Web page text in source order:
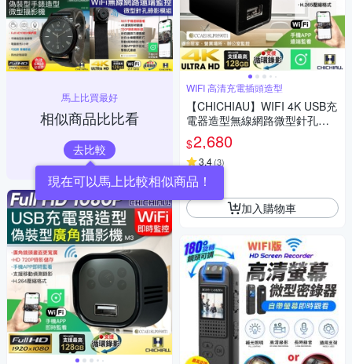
馬上比買最好
相似商品比比看
去比較
現在可以馬上比較相似商品！
WIFI 高清充電插頭造型
【CHICHIAU】WIFI 4K USB充
電器造型無線網路微型針孔攝
影機WM1
$2,680
3.4(3)
券
加入購物車